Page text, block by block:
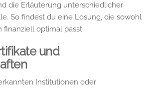
die Erläuterung unterschiedlicher
So findest du eine Lösung, die sowohl
finanziell optimal passt.
und
Institutionen oder